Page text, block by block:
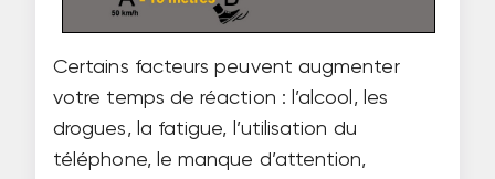
Certains facteurs peuvent augmenter
votre temps de réaction : l’alcool, les
drogues, la fatigue, l’utilisation du
téléphone, le manque d’attention,